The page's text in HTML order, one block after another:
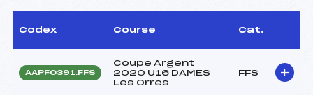
Codex Course Cat.
AAPF0391.FFS
Coupe Argent
2020 U16 DAMES
Les Orres
FFS